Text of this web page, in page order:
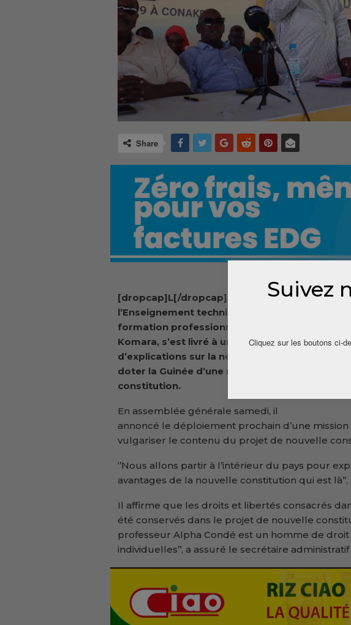
Share
[dropcap]L[/dropcap]e ministre de
l’Enseignement technique et de la
formation professionnelle, Lansana
Komara, s’est livré à un exercice
d’explications sur la nécessité de
doter la Guinée d’une nouvelle
constitution.
En assemblée générale samedi, il
annoncé le déploiement prochain d’une
vulgariser le contenu du projet de nouvelle
‘’Nous allons partir à l’intérieur du pays pour
avantages de la nouvelle constitution qui est
Il affirme que les droits et libertés consacrés
été conservés dans le projet de nouvelle
professeur Alpha Condé est un homme de
individuelles’’, a assuré le secrétaire
Suivez
Cliquez sur les boutons ci-